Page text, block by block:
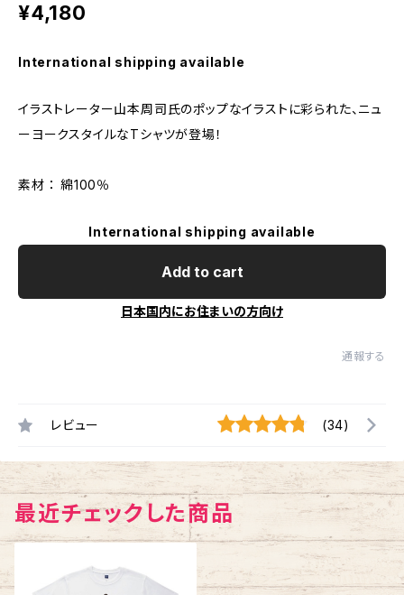
¥4,180
International shipping available
イラストレーター山本周司氏のポップなイラストに彩られた、ニュ
ーヨークスタイルなTシャツが登場！
素材 ： 綿100％
International shipping available
Add to cart
日本国内にお住まいの方向け
通報する
レビュー (34)
最近チェックした商品